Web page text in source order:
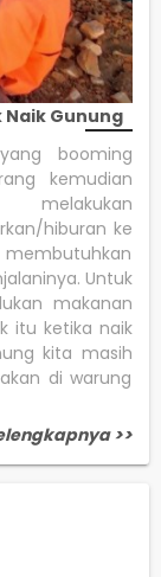
Gunung
booming
kemudian
hiburan ke
membutuhkan
Untuk
makanan
itu ketika naik
kita masih
di warung
>>